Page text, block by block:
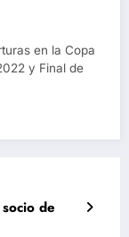
en la Copa
y Final de
de